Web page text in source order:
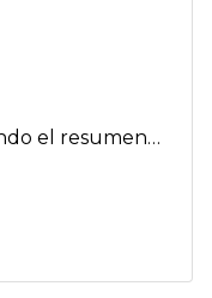
el resumen…